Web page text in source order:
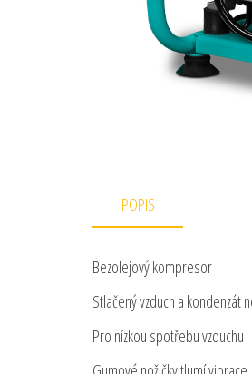
POPIS
Bezolejový kompresor
Stlačený vzduch a kondenzát
Pro nízkou spotřebu vzduchu